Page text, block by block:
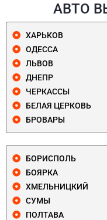
АВТО
ХАРЬКОВ
ОДЕССА
ЛЬВОВ
ДНЕПР
ЧЕРКАССЫ
БЕЛАЯ ЦЕРКОВЬ
БРОВАРЫ
БОРИСПОЛЬ
БОЯРКА
ХМЕЛЬНИЦКИЙ
СУМЫ
ПОЛТАВА